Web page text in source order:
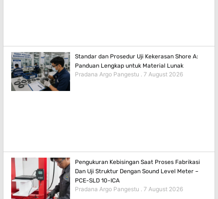
Standar dan Prosedur Uji Kekerasan Shore A:
Panduan Lengkap untuk Material Lunak
Pradana Argo Pangestu 7 August 2026
Pengukuran Kebisingan Saat Proses Fabrikasi
Dan Uji Struktur Dengan Sound Level Meter –
PCE-SLD 10-ICA
Pradana Argo Pangestu 7 August 2026